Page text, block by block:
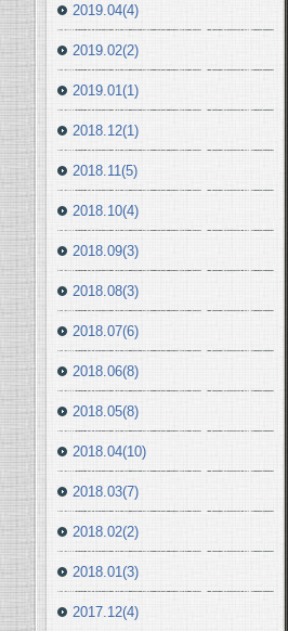
2019.04(4)
2019.02(2)
2019.01(1)
2018.12(1)
2018.11(5)
2018.10(4)
2018.09(3)
2018.08(3)
2018.07(6)
2018.06(8)
2018.05(8)
2018.04(10)
2018.03(7)
2018.02(2)
2018.01(3)
2017.12(4)